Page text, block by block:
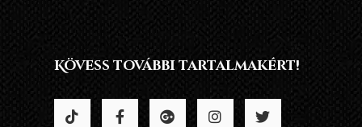
Kövess további tartalmakért!